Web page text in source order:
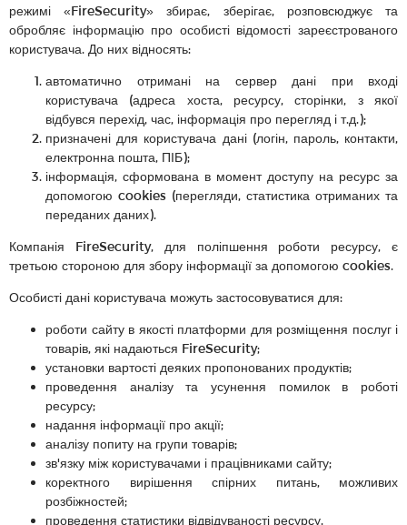
режимі «FireSecurity» збирає, зберігає, розповсюджує та
обробляє інформацію про особисті відомості зареєстрованого
користувача. До них відносять:
автоматично отримані на сервер дані при вході
користувача (адреса хоста, ресурсу, сторінки, з якої
відбувся перехід, час, інформація про перегляд і т.д.);
призначені для користувача дані (логін, пароль, контакти,
електронна пошта, ПІБ);
інформація, сформована в момент доступу на ресурс за
допомогою cookies (перегляди, статистика отриманих та
переданих даних).
Компанія FireSecurity, для поліпшення роботи ресурсу, є
третьою стороною для збору інформації за допомогою cookies.
Особисті дані користувача можуть застосовуватися для:
роботи сайту в якості платформи для розміщення послуг і
товарів, які надаються FireSecurity;
установки вартості деяких пропонованих продуктів;
проведення аналізу та усунення помилок в роботі
ресурсу;
надання інформації про акції;
аналізу попиту на групи товарів;
зв'язку між користувачами і працівниками сайту;
коректного вирішення спірних питань, можливих
розбіжностей;
проведення статистики відвідуваності ресурсу.